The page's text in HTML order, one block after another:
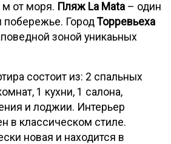
от моря. Пляж La Mata – один
побережье. Город Торревьеха
зоной уникаьных
состоит из: 2 спальных
1 кухни, 1 салона,
и лоджии. Интерьер
в классическом стиле.
новая и находится в